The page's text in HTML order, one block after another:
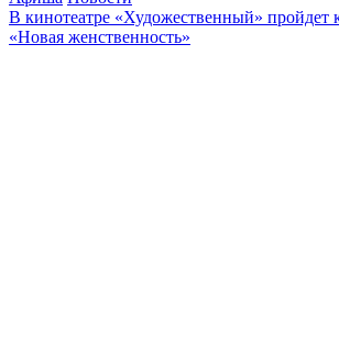
В кинотеатре «Художественный» пройдет
«Новая женственность»